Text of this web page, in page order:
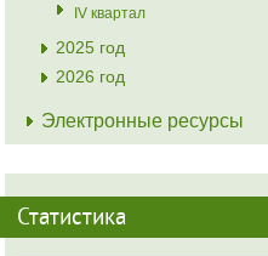
IV квартал
2025 год
2026 год
Электронные ресурсы
Статистика